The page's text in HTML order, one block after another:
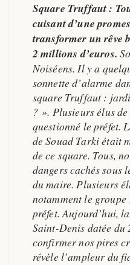
Square Truffaut :
cuisant d’une
transformer un rêve
2 millions d’euros.
Noiséens. Il y a
sonnette d’alarme
square Truffaut :
? ». Plusieurs élus
questionné le préfet.
de Souad Tarki était
de ce square. Tous,
dangers cachés sous
du maire. Plusieurs
notamment le
préfet. Aujourd’hui,
Saint-Denis datée
confirmer nos pires
révèle l’ampleur du